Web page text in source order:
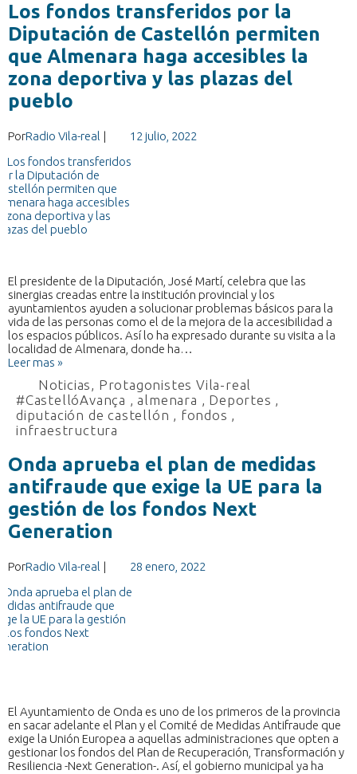
Los fondos transferidos por la
Diputación de Castellón permiten
que Almenara haga accesibles la
zona deportiva y las plazas del
pueblo
PorRadio Vila-real | 12 julio, 2022
El presidente de la Diputación, José Martí, celebra que las
sinergias creadas entre la institución provincial y los
ayuntamientos ayuden a solucionar problemas básicos para la
vida de las personas como el de la mejora de la accesibilidad a
los espacios públicos. Así lo ha expresado durante su visita a la
localidad de Almenara, donde ha…
Leer mas »
Noticias, Protagonistes Vila-real
#CastellóAvança , almenara , Deportes ,
diputación de castellón , fondos ,
infraestructura
Onda aprueba el plan de medidas
antifraude que exige la UE para la
gestión de los fondos Next
Generation
PorRadio Vila-real | 28 enero, 2022
El Ayuntamiento de Onda es uno de los primeros de la provincia
en sacar adelante el Plan y el Comité de Medidas Antifraude que
exige la Unión Europea a aquellas administraciones que opten a
gestionar los fondos del Plan de Recuperación, Transformación y
Resiliencia -Next Generation-. Así, el gobierno municipal ya ha